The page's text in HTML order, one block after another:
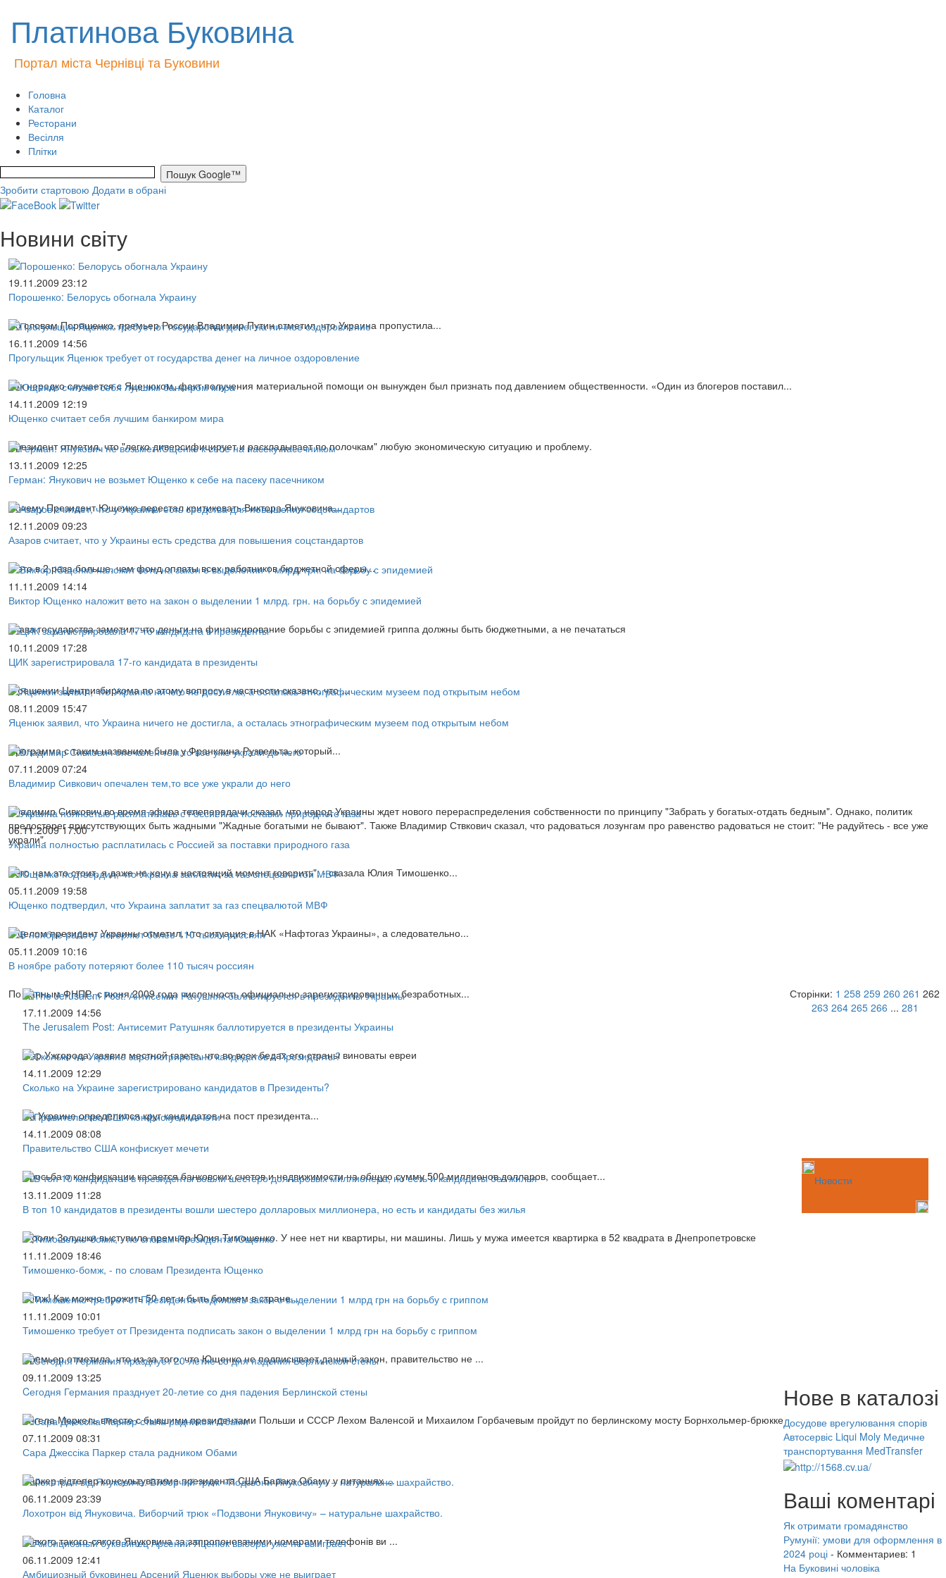
Платинова Буковина
Портал міста Чернівці та Буковини
Головна
Каталог
Ресторани
Весілля
Плітки
Зробити стартовою Додати в обрані
Новини світу
19.11.2009 23:12
Порошенко: Белорусь обогнала Украину
По словам Порошенко, премьер России Владимир Путин отметил, что Украина пропустила...
16.11.2009 14:56
Прогульщик Яценюк требует от государства денег на личное оздоровление
Как нередко случается с Яценюком, факт получения материальной помощи он вынужден был признать под давлением общественности. «Один из блогеров поставил...
14.11.2009 12:19
Ющенко считает себя лучшим банкиром мира
Президент отметил, что "легко диверсифицирует и раскладывает по полочкам" любую экономическую ситуацию и проблему.
13.11.2009 12:25
Герман: Янукович не возьмет Ющенко к себе на пасеку пасечником
Почему Президент Ющенко перестал критиковать Виктора Януковича...
12.11.2009 09:23
Азаров считает, что у Украины есть средства для повышения соцстандартов
А это в 2 раза больше, чем фонд оплаты всех работников бюджетной сферы...
11.11.2009 14:14
Виктор Ющенко наложит вето на закон о выделении 1 млрд. грн. на борьбу с эпидемией
Глава государства заметил, что деньги на финансирование борьбы с эпидемией гриппа должны быть бюджетными, а не печататься
10.11.2009 17:28
ЦИК зарегистрировалa 17-го кандидата в президенты
В решении Центризбиркома по этому вопросу в частности сказано, что ...
08.11.2009 15:47
Яценюк заявил, что Украина ничего не достигла, а осталась этнографическим музеем под открытым небом
Программа с таким названием была у Франклина Рузвельта, который...
07.11.2009 07:24
Владимир Сивкович опечален тем,то все уже украли до него
Владимир Сивкович во время эфира телепередачи сказал, что народ Украины ждет нового перераспределения собственности по принципу "Забрать у богатых-отдать бедным". Однако, политик
предостерег присутствующих быть жадными "Жадные богатыми не бывают". Также Владимир Ствкович сказал, что радоваться лозунгам про равенство радоваться не стоит: "Не радуйтесь - все уже
украли".
06.11.2009 17:00
Украина полностью расплатилась с Россией за поставки природного газа
Чего нам это стоит, я даже не хочу в настоящий момент говорить", - сказала Юлия Тимошенко...
05.11.2009 19:58
Ющенко подтвердил, что Украина заплатит за газ спецвалютой МВФ
В целом президент Украины отметил, что ситуация в НАК «Нафтогаз Украины», а следовательно...
05.11.2009 10:16
В ноябре работу потеряют более 110 тысяч россиян
По данным ФНПР, с июня 2009 года численность официально зарегистрированных безработных...
17.11.2009 14:56
The Jerusalem Post: Антисемит Ратушняк баллотируется в президенты Украины
Мэр Ужгорода, заявил местной газете, что во всех бедах его страны виноваты евреи
14.11.2009 12:29
Сколько на Украине зарегистрировано кандидатов в Президенты?
На Украине определился круг кандидатов на пост президента...
14.11.2009 08:08
Правительство США конфискует мечети
Просьба о конфискации касается банковских счетов и недвижимости на общую сумму 500 миллионов долларов, сообщает...
13.11.2009 11:28
В топ 10 кандидатов в президенты вошли шестеро долларовых миллионера, но есть и кандидаты без жилья
В роли Золушки выступила премьер Юлия Тимошенко. У нее нет ни квартиры, ни машины. Лишь у мужа имеется квартирка в 52 квадрата в Днепропетровске
11.11.2009 18:46
Тимошенко-бомж, - по словам Президента Ющенко
Бомж! Как можно прожить 50 лет и быть бомжем в стране...
11.11.2009 10:01
Тимошенко требует от Президента подписать закон о выделении 1 млрд грн на борьбу с гриппом
Премьер отметила, что из-за того, что Ющенко не подписывает данный закон, правительство не ...
09.11.2009 13:25
Cегодня Германия празднует 20-летие со дня падения Берлинской стены
Ангела Меркель вместе с бывшими президентами Польши и СССР Лехом Валенсой и Михаилом Горбачевым пройдут по берлинскому мосту Борнхольмер-брюкке
07.11.2009 08:31
Сара Джессіка Паркер стала радником Обами
Паркер відтепер консультуватиме президента США Барака Обаму у питаннях ...
06.11.2009 23:39
Лохотрон від Януковича. Виборчий трюк «Подзвони Януковичу» – натуральне шахрайство.
Ніякого такого-сякого Януковича за запропонованими номерами телефонів ви ...
06.11.2009 12:41
Амбициозный буковинец Арсений Яценюк выборы уже не выиграет
Сторінки: 1 258 259 260 261 262
263 264 265 266 ... 281
Новости
Нове в каталозі
Досудове врегулювання спорів
Автосервіс Liqui Moly Медичне
транспортування MedTransfer
Ваші коментарі
Як отримати громадянство
Румунії: умови для оформлення в
2024 році - Комментариев: 1
На Буковині чоловіка